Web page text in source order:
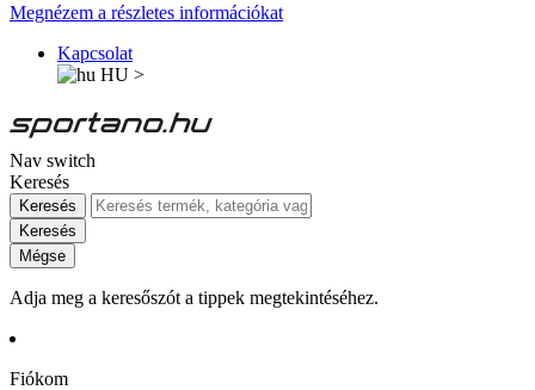
Megnézem a részletes információkat
Kapcsolat
HU >
Nav switch
Keresés
Keresés
Keresés
Mégse
Adja meg a keresőszót a tippek megtekintéséhez.
Fiókom